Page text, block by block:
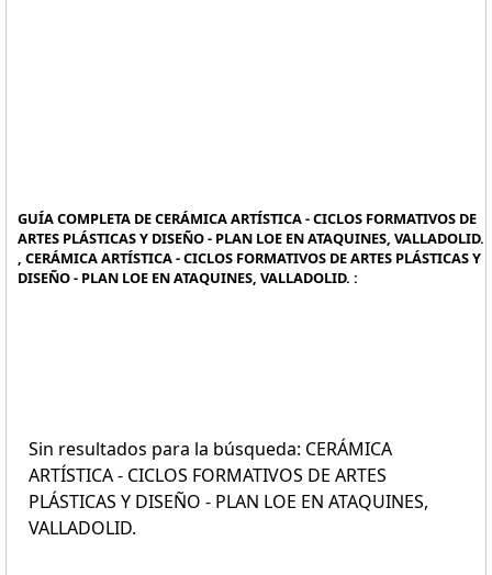
GUÍA COMPLETA DE CERÁMICA ARTÍSTICA - CICLOS FORMATIVOS DE
ARTES PLÁSTICAS Y DISEÑO - PLAN LOE EN ATAQUINES, VALLADOLID.
, CERÁMICA ARTÍSTICA - CICLOS FORMATIVOS DE ARTES PLÁSTICAS Y
DISEÑO - PLAN LOE EN ATAQUINES, VALLADOLID. :
Sin resultados para la búsqueda: CERÁMICA
ARTÍSTICA - CICLOS FORMATIVOS DE ARTES
PLÁSTICAS Y DISEÑO - PLAN LOE EN ATAQUINES,
VALLADOLID.